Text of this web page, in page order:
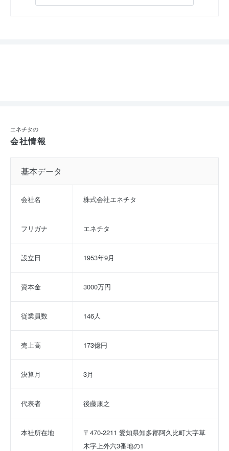
エネチタの
会社情報
基本データ
会社名 株式会社エネチタ
フリガナ エネチタ
設立日 1953年9月
資本金 3000万円
従業員数 146人
売上高 173億円
決算月 3月
代表者 後藤康之
本社所在地
〒470-2211 愛知県知多郡阿久比町大字草
木字上外六3番地の1